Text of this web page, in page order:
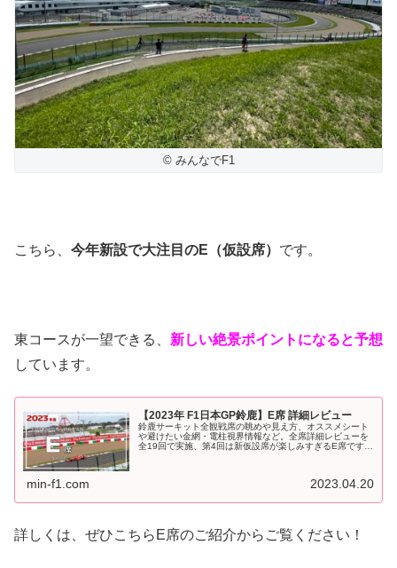
© みんなでF1
こちら、 今年新設で大注目のE（仮設席） です。
東コースが一望できる、 新しい絶景ポイントになると予想
しています。
【2023年 F1日本GP鈴鹿】E席 詳細レビュー
鈴鹿サーキット全観戦席の眺めや見え方、オススメシート
や避けたい金網・電柱視界情報など。全席詳細レビューを
全19回で実施、第4回は新仮設席が楽しみすぎるE席です！
min-f1.com 2023.04.20
詳しくは、ぜひこちらE席のご紹介からご覧ください！